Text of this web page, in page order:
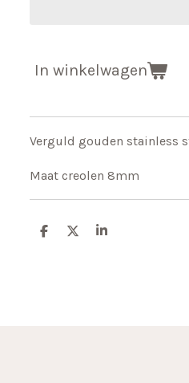
In winkelwagen
Verguld gouden stainless
Maat creolen 8mm
D
D
S